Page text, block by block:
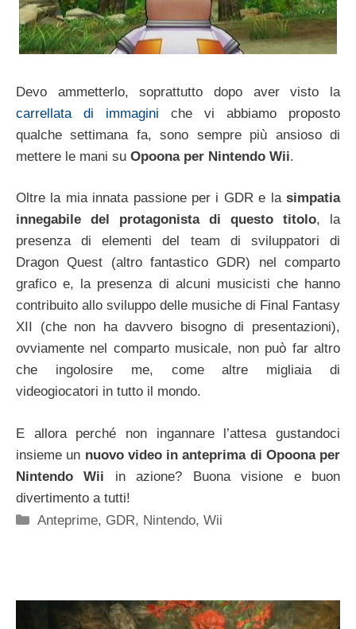
Devo ammetterlo, soprattutto dopo aver visto la
carrellata di immagini che vi abbiamo proposto
qualche settimana fa, sono sempre più ansioso di
mettere le mani su Opoona per Nintendo Wii.
Oltre la mia innata passione per i GDR e la simpatia
innegabile del protagonista di questo titolo, la
presenza di elementi del team di sviluppatori di
Dragon Quest (altro fantastico GDR) nel comparto
grafico e, la presenza di alcuni musicisti che hanno
contribuito allo sviluppo delle musiche di Final Fantasy
XII (che non ha davvero bisogno di presentazioni),
ovviamente nel comparto musicale, non può far altro
che ingolosire me, come altre migliaia di
videogiocatori in tutto il mondo.
E allora perché non ingannare l’attesa gustandoci
insieme un nuovo video in anteprima di Opoona per
Nintendo Wii in azione? Buona visione e buon
divertimento a tutti!
Categorie
Anteprime, GDR, Nintendo,Wii